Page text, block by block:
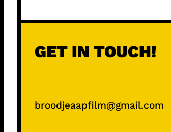
GET IN TOUCH!
broodjeaapfilm@gmail.com